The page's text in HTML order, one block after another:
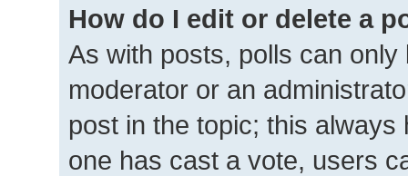
How do I edit or delete a
As with posts, polls can
moderator or an
post in the topic; this
one has cast a vote, users